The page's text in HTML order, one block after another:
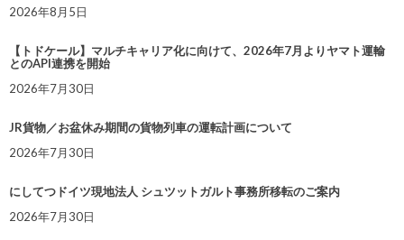
2026年8月5日
【トドケール】マルチキャリア化に向けて、2026年7月よりヤマト運輸
とのAPI連携を開始
2026年7月30日
JR貨物／お盆休み期間の貨物列車の運転計画について
2026年7月30日
にしてつドイツ現地法人 シュツットガルト事務所移転のご案内
2026年7月30日